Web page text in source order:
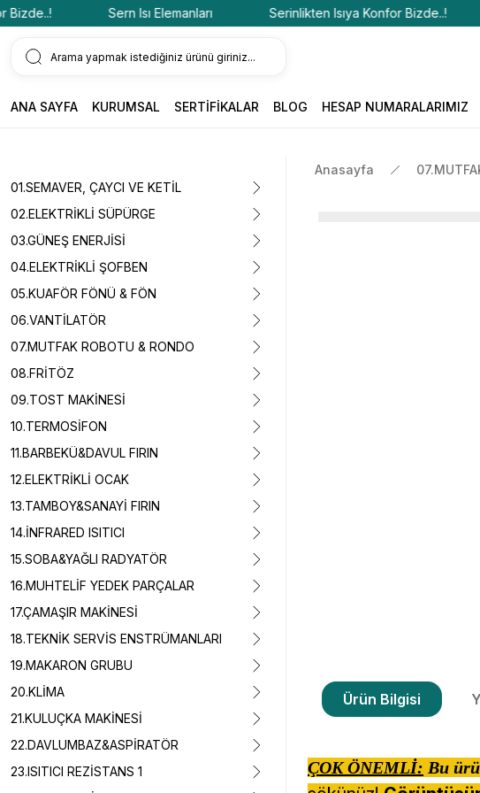
Sern Isı Elemanları Serinlikten Isıya Konfor Bizde..!
ANA SAYFA KURUMSAL SERTİFİKALAR BLOG HESAP NUMARALARIMIZ
01.SEMAVER, ÇAYCI VE KETİL
02.ELEKTRİKLİ SÜPÜRGE
03.GÜNEŞ ENERJİSİ
04.ELEKTRİKLİ ŞOFBEN
05.KUAFÖR FÖNÜ & FÖN
06.VANTİLATÖR
07.MUTFAK ROBOTU & RONDO
08.FRİTÖZ
09.TOST MAKİNESİ
10.TERMOSİFON
11.BARBEKÜ&DAVUL FIRIN
12.ELEKTRİKLİ OCAK
13.TAMBOY&SANAYİ FIRIN
14.İNFRARED ISITICI
15.SOBA&YAĞLI RADYATÖR
16.MUHTELİF YEDEK PARÇALAR
17.ÇAMAŞIR MAKİNESİ
18.TEKNİK SERVİS ENSTRÜMANLARI
19.MAKARON GRUBU
20.KLİMA
21.KULUÇKA MAKİNESİ
22.DAVLUMBAZ&ASPİRATÖR
23.ISITICI REZİSTANS 1
Anasayfa
Ürün Bilgisi
ÇOK ÖNEMLİ: Bu